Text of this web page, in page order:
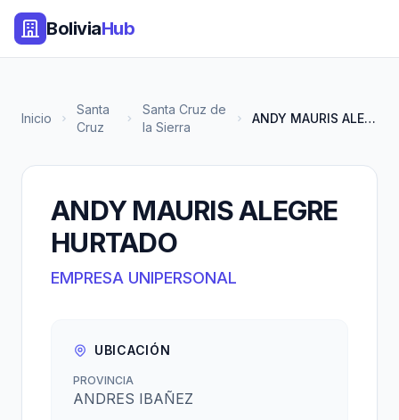
BoliviaHub
Inicio
Santa
Cruz
Santa Cruz de
la Sierra
ANDY MAURIS ALEGRE HURTADO
ANDY MAURIS ALEGRE
HURTADO
EMPRESA UNIPERSONAL
UBICACIÓN
PROVINCIA
ANDRES IBAÑEZ